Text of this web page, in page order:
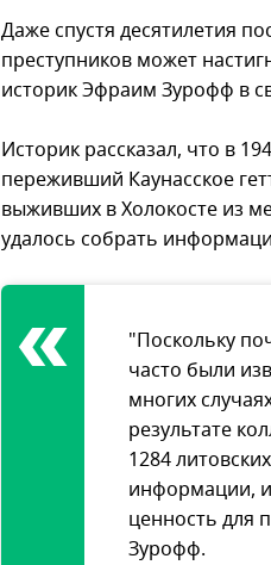
Даже спустя десятилетия
преступников может
историк Эфраим Зурофф в
Историк рассказал, что в
переживший Каунасское
выживших в Холокосте из
удалось собрать
"Поскольку
часто были
многих
результате
1284
информации,
ценность для
Зурофф.